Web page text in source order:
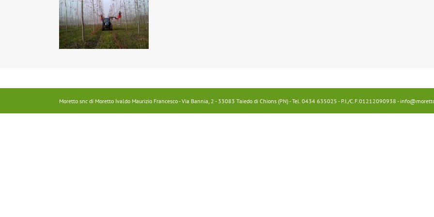
Moretto snc di Moretto Ivaldo Maurizio Francesco - Via Bannia, 2 - 33083 Taiedo di Chions (PN) - Tel. 0434 635025 - P.I./C.F.01212090938 -